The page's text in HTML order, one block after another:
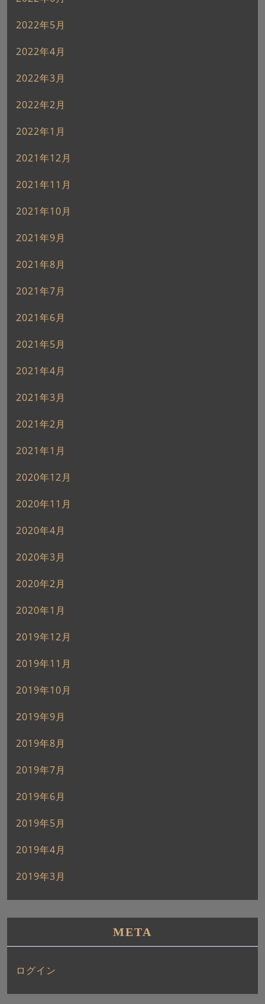
2022年5月
2022年4月
2022年3月
2022年2月
2022年1月
2021年12月
2021年11月
2021年10月
2021年9月
2021年8月
2021年7月
2021年6月
2021年5月
2021年4月
2021年3月
2021年2月
2021年1月
2020年12月
2020年11月
2020年4月
2020年3月
2020年2月
2020年1月
2019年12月
2019年11月
2019年10月
2019年9月
2019年8月
2019年7月
2019年6月
2019年5月
2019年4月
2019年3月
META
ログイン